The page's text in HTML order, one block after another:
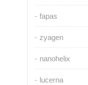
fapas
zyagen
nanohelix
lucerna